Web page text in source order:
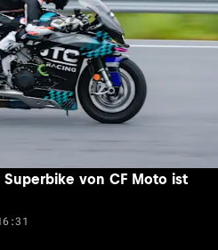
von CF Moto ist